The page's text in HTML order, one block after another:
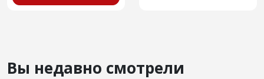
Вы недавно смотрели